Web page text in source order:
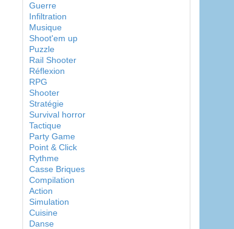
Guerre
Infiltration
Musique
Shoot'em up
Puzzle
Rail Shooter
Réflexion
RPG
Shooter
Stratégie
Survival horror
Tactique
Party Game
Point & Click
Rythme
Casse Briques
Compilation
Action
Simulation
Cuisine
Danse